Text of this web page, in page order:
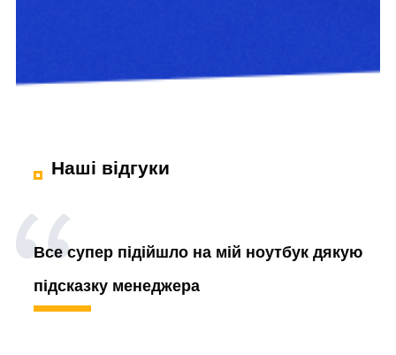
Наші відгуки
Все супер підійшло на мій ноутбук дякую
підсказку менеджера